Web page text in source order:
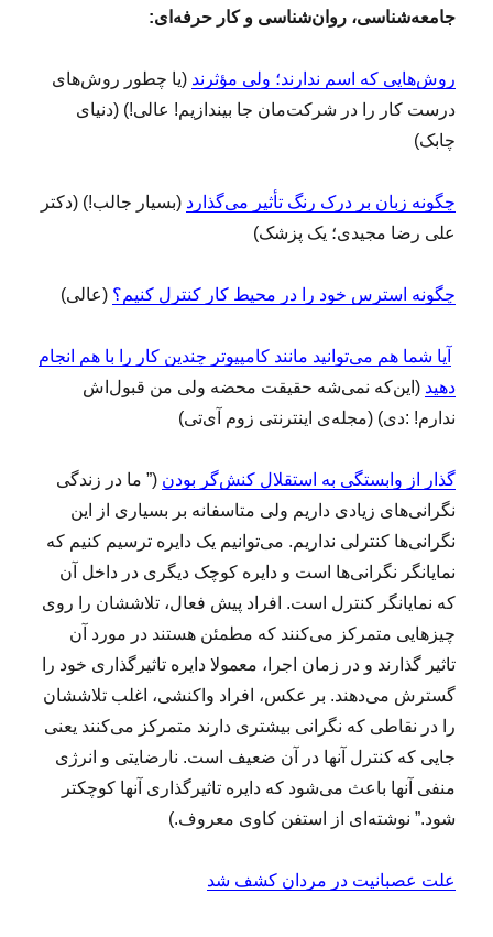
جامعه‌شناسی، روان‌شناسی و کار حرفه‌ای:
روش‌هایی که اسم ندارند؛ ولی مؤثرند (یا چطور روش‌های
درست کار را در شرکت‌مان جا بیندازیم! عالی!) (دنیای
چابک)
چگونه زبان بر درک رنگ تأثیر می‌گذارد (بسیار جالب!) (دکتر
علی رضا مجیدی؛ یک پزشک)
چگونه استرس خود را در محیط کار کنترل کنیم؟ (عالی)
آیا شما هم می‌توانید مانند کامپیوتر چندین کار را با هم انجام
دهید (این‌که نمی‌شه حقیقت محضه ولی من قبول‌اش
ندارم! :دی) (مجله‌ی اینترنتی زوم‌ آی‌تی)
گذار از وابستگی به استقلال کنش‌گر بودن (” ما در زندگی
نگرانی‌های زیادی داریم ولی متاسفانه بر بسیاری از این
نگرانی‌ها کنترلی نداریم. می‌توانیم یک دایره ترسیم کنیم که
نمایانگر نگرانی‌ها است و دایره کوچک دیگری در داخل آن
که نمایانگر کنترل است. افراد پیش فعال، تلاششان را روی
چیزهایی متمرکز می‌کنند که مطمئن هستند در مورد آن
تاثیر گذارند و در زمان اجرا، معمولا دایره تاثیرگذاری خود را
گسترش می‌دهند. بر عکس، افراد واکنشی، اغلب تلاششان
را در نقاطی که نگرانی بیشتری دارند متمرکز می‌کنند یعنی
جایی که کنترل آنها در آن ضعیف است. نارضایتی و انرژی
منفی آنها باعث می‌شود که دایره تاثیرگذاری آنها کوچکتر
شود.” نوشته‌ای از استفن کاوی معروف.)
علت عصبانیت در مردان کشف شد